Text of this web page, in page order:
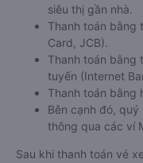
siêu thị gần nhà.
Thanh toán bằng
Card, JCB).
Thanh toán bằng
tuyến (Internet
Thanh toán bằng
Bên cạnh đó,
thông qua các ví
Sau khi thanh toán vé